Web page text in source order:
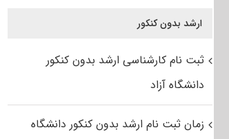
ارشد بدون کنکور
ثبت نام کارشناسی ارشد بدون کنکور
دانشگاه آزاد
زمان ثبت نام ارشد بدون کنکور دانشگاه